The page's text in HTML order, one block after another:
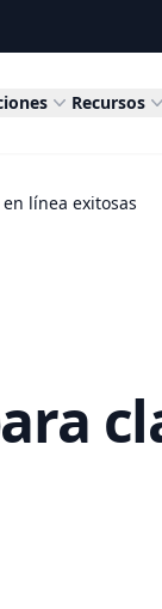
Recursos
línea exitosas